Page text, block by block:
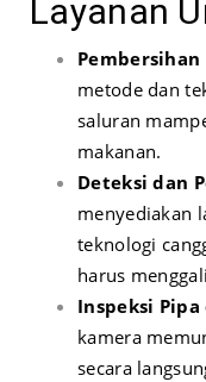
Layanan
metode dan
saluran
makanan.
Deteksi dan
menyediakan
teknologi
harus
Inspeksi
kamera
secara